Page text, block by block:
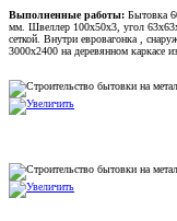
Выполненные работы: Бытовка
мм. Швеллер 100x50x3, угол
сеткой. Внутри евровагонка ,
3000x2400 на деревянном каркасе